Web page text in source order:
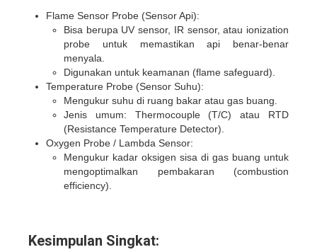
Flame Sensor Probe (Sensor Api):
Bisa berupa UV sensor, IR sensor, atau ionization
probe untuk memastikan api benar-benar
menyala.
Digunakan untuk keamanan (flame safeguard).
Temperature Probe (Sensor Suhu):
Mengukur suhu di ruang bakar atau gas buang.
Jenis umum: Thermocouple (T/C) atau RTD
(Resistance Temperature Detector).
Oxygen Probe / Lambda Sensor:
Mengukur kadar oksigen sisa di gas buang untuk
mengoptimalkan pembakaran (combustion
efficiency).
Kesimpulan Singkat: